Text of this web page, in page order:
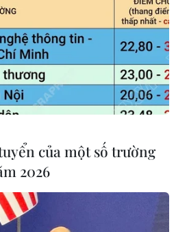
dầu
của một số trường
2026